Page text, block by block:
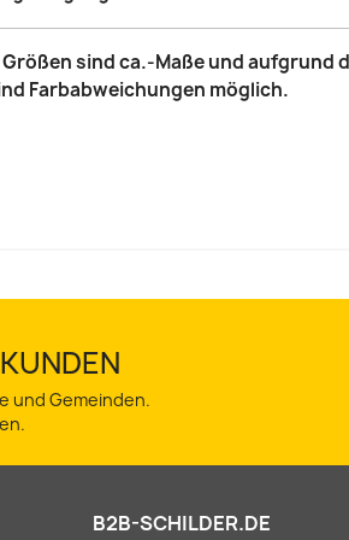
sind ca.-Maße und aufgrund
Farbabweichungen möglich.
und Gemeinden.
B2B-SCHILDER.DE